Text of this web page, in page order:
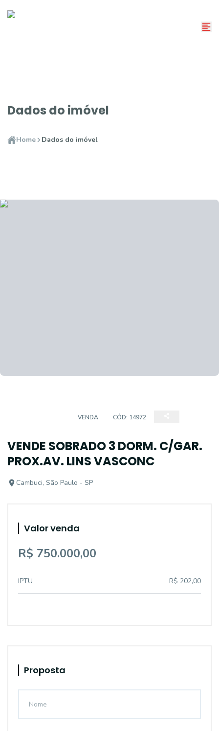
Dados do imóvel
Home Dados do imóvel
VENDA CÓD: 14972
VENDE SOBRADO 3 DORM. C/GAR.
PROX.AV. LINS VASCONC
Cambuci, São Paulo - SP
Valor venda
R$ 750.000,00
IPTU R$ 202,00
Proposta